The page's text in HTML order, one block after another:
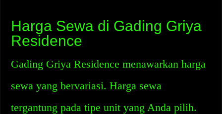
Harga Sewa di Gading Griya
Residence
Gading Griya Residence menawarkan harga
sewa yang bervariasi. Harga sewa
tergantung pada tipe unit yang Anda pilih.